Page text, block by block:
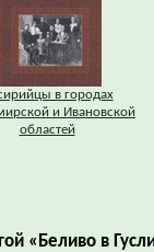
в городах
и Ивановской
областей
«Беливо в